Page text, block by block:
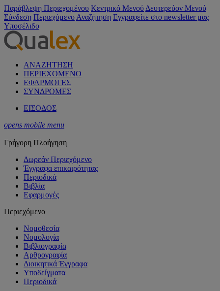
Παράβλεψη Περιεχομένου Κεντρικό Μενού Δευτερεύον Μενού
Σύνδεση Περιεχόμενο Αναζήτηση Εγγραφείτε στο newsletter μας
Υποσέλιδο
ΑΝΑΖΗΤΗΣΗ
ΠΕΡΙΕΧΟΜΕΝΟ
ΕΦΑΡΜΟΓΕΣ
ΣΥΝΔΡΟΜΕΣ
ΕΙΣΟΔΟΣ
opens mobile menu
Γρήγορη Πλοήγηση
Δωρεάν Περιεχόμενο
Έγγραφα επικαιρότητας
Περιοδικά
Βιβλία
Εφαρμογές
Περιεχόμενο
Νομοθεσία
Νομολογία
Βιβλιογραφία
Αρθρογραφία
Διοικητικά Έγγραφα
Υποδείγματα
Περιοδικά